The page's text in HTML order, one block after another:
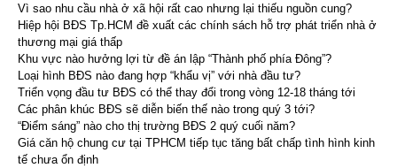
Vì sao nhu cầu nhà ở xã hội rất cao nhưng lại thiếu nguồn cung?
Hiệp hội BĐS Tp.HCM đề xuất các chính sách hỗ trợ phát triển nhà ở
thương mại giá thấp
Khu vực nào hưởng lợi từ đề án lập “Thành phố phía Đông”?
Loại hình BĐS nào đang hợp “khẩu vị” với nhà đầu tư?
Triển vọng đầu tư BĐS có thể thay đổi trong vòng 12-18 tháng tới
Các phân khúc BĐS sẽ diễn biến thế nào trong quý 3 tới?
“Điểm sáng” nào cho thị trường BĐS 2 quý cuối năm?
Giá căn hộ chung cư tại TPHCM tiếp tục tăng bất chấp tình hình kinh
tế chưa ổn định